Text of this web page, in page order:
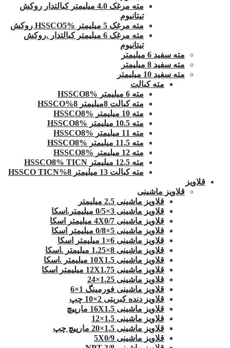
مته مرغک 4.0 میلیمتر کبالتدار روکش
تیتانیوم
مته مرغک 5 میلیمتر HSSCO5% روکش
مته مرغک 6 میلیمتر کبالتدار .روکش
تیتانیوم
مته سفید 6 میلیمتر
مته سفید 8 میلیمتر
مته سفید 10 میلیمتر
مته کبالت
مته 6 میلیمتر HSSCO8%
مته کبالت 8میلیمتر 8%HSSCO
مته 10 میلیمتر HSSCO8%
مته 10.5 میلیمتر HSSCO8%
مته 11 میلیمتر HSSCO8%
مته 11.5 میلیمتر HSSCO8%
مته 12 میلیمتر HSSCO8%
مته 12.5 میلیمتر HSSCO8% TICN
مته کبالت 13 میلیمتر 8%HSSCO TICN
قلاویز
قلاویز ماشینی
قلاویز ماشینی 2.5 میلیمتر
قلاویز ماشینی 3×0/5 میلیمتر.اسکا
قلاویز ماشینی 4X0/7 میلیمتر اسکا
قلاویز ماشینی 5×0/8 میلیمتر اسکا
قلاویز ماشینی 6×1 میلیمتر اسکا
قلاویز ماشینی 8×1.25 میلیمتر .اسکا
قلاویز ماشینی 10X1.5 میلیمتر .اسکا
قلاویز ماشینی 12X1.75 میلیمتر اسکا
قلاویز ماشینی 1.25×24
قلاویز ماشینی فورمینگ 1×6
قلاویز دنده کبریتی 2×10 چپ
قلاویز ماشینی 16X1.5 مارپیچ
قلاویز ماشینی 1.5×12
قلاویز ماشینی 1.5×20 مارپیچ چپ
قلاویز ماشینی 5X0/9